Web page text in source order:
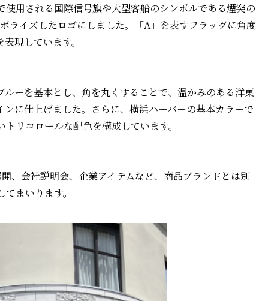
用される国際信号旗や大型客船のシンボルである煙突の
ライズしたロゴにしました。「A」を表すフラッグに角度
現しています。
ーを基本とし、角を丸くすることで、温かみのある洋菓
に仕上げました。さらに、横浜ハーバーの基本カラーで
リコロールな配色を構成しています。
、会社説明会、企業アイテムなど、商品ブランドとは別
まいります。